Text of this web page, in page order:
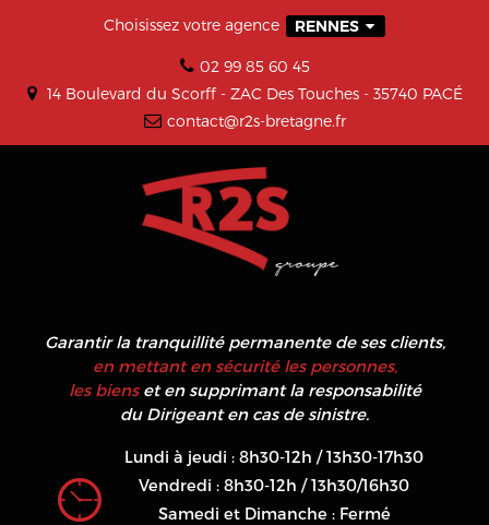
Choisissez votre agence RENNES
02 99 85 60 45
14 Boulevard du Scorff - ZAC Des Touches - 35740 PACÉ
contact@r2s-bretagne.fr
Garantir la tranquillité permanente de ses clients,
en mettant en sécurité les personnes,
les bienset en supprimant la responsabilité
du Dirigeant en cas de sinistre.
Lundi à jeudi : 8h30-12h / 13h30-17h30
Vendredi : 8h30-12h / 13h30/16h30
Samedi et Dimanche : Fermé